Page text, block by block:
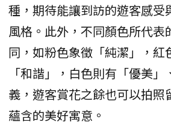
種，期待能讓到訪的遊客感受
風格。此外，不同顏色所代表
同，如粉色象徵「純潔」，紅
「和諧」，白色則有「優美
義，遊客賞花之餘也可以拍照
蘊含的美好寓意。